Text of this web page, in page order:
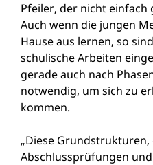
Pfeiler, der nicht
Auch wenn die jungen
Hause aus lernen, so
schulische Arbeiten
gerade auch nach
notwendig, um sich zu
kommen.
„Diese
Abschlussprüfungen